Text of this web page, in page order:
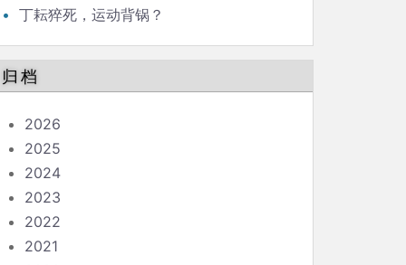
丁耘猝死，运动背锅？
归档
2026
2025
2024
2023
2022
2021